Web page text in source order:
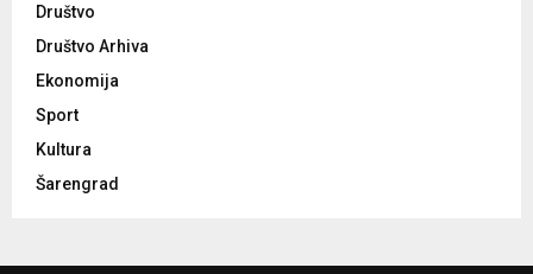
Društvo
Društvo Arhiva
Ekonomija
Sport
Kultura
Šarengrad